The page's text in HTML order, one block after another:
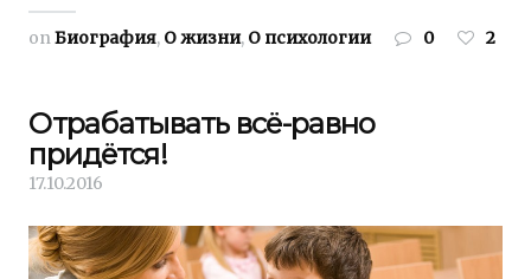
onБиография, О жизни, О психологии 0 2
Отрабатывать всё-равно
придётся!
17.10.2016